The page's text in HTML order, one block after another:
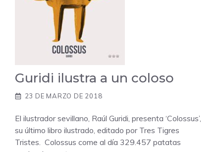
Guridi ilustra a un coloso
23 DE MARZO DE 2018
El ilustrador sevillano, Raúl Guridi, presenta ‘Colossus’,
su último libro ilustrado, editado por Tres Tigres
Tristes. Colossus come al día 329.457 patatas